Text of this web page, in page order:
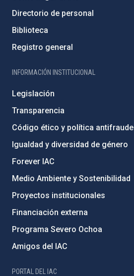
Directorio de personal
Biblioteca
Registro general
INFORMACIÓN INSTITUCIONAL
Legislación
Transparencia
Código ético y política antifraude
Igualdad y diversidad de género
Forever IAC
Medio Ambiente y Sostenibilidad
Proyectos institucionales
Financiación externa
Programa Severo Ochoa
Amigos del IAC
PORTAL DEL IAC